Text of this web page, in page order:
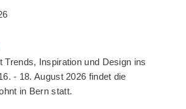
Trends, Inspiration und Design ins
- 18. August 2026 findet die
in Bern statt.